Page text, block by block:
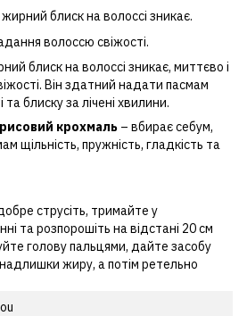
блиск на волоссі зникає.
волоссю свіжості.
блиск на волоссі зникає, миттєво і
Він здатний надати пасмам
блиску за лічені хвилини.
рисовий крохмаль – вбирає себум,
щільність, пружність, гладкість та
струсіть, тримайте у
та розпорошіть на відстані 20 см
голову пальцями, дайте засобу
надлишки жиру, а потім ретельно